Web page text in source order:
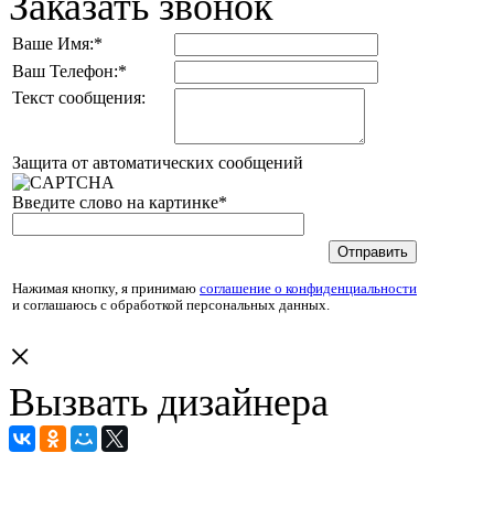
Ваше Имя:*
Ваш Телефон:*
Текст сообщения:
Защита от автоматических сообщений
Введите слово на картинке*
Нажимая кнопку, я принимаю соглашение о конфиденциальности
и соглашаюсь с обработкой персональных данных.
×
Вызвать дизайнера